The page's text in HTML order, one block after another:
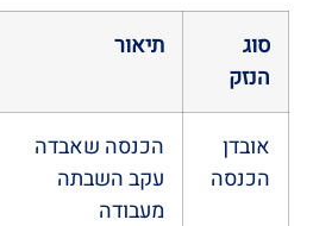
סוג
הנזק
תיאור
אובדן
הכנסה
הכנסה שאבדה
עקב השבתה
מעבודה